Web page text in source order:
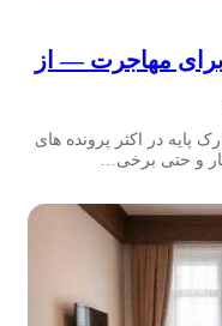
مهاجرت — از
پایه در اکثر پرونده های
و حتی برخی…